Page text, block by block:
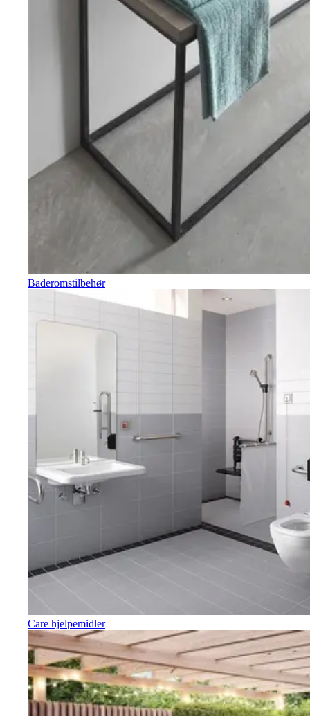
Baderomstilbehør
Care hjelpemidler